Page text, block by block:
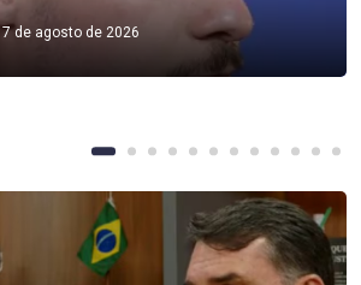
7 de agosto de 2026